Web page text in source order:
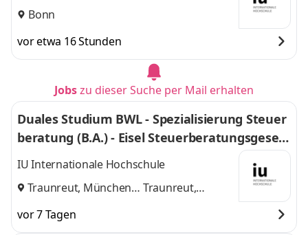
Bonn
vor etwa 16 Stunden
Jobszu dieser Suche per Mail erhalten
Duales Studium BWL - Spezialisierung Steuer
beratung (B.A.) - Eisel Steuerberatungsgesell
schaft mbH & Co. KG
IU Internationale Hochschule
Traunreut, München
Traunreut,
vor 7 Tagen